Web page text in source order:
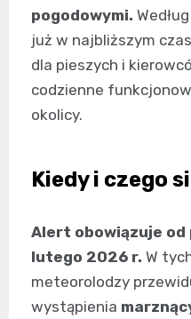
pogodowymi.
już w najbliższym
dla pieszych i
codzienne
okolicy.
Kiedy i czego
Alert obowiązuje od
lutego 2026 r. W
meteorolodzy
wystąpienia